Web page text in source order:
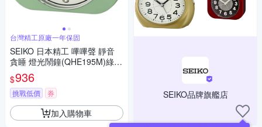
台灣精工原廠一年保固
SEIKO 日本精工 嗶嗶聲 靜音
貪睡 燈光鬧鐘(QHE195M)綠/9.
9X11.3cm
$936
挑戰低價 券
加入購物車
SEIKO品牌旗艦店